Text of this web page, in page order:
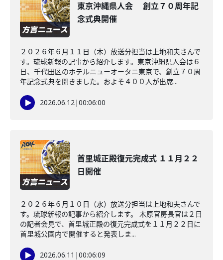
東京沖縄県人会 創立７０周年記
念式典開催
２０２６年６月１１日（木）放送分担当は上地和夫さんで
す。琉球新報の記事から紹介します。東京沖縄県人会は６
日、千代田区のホテルニューオータニ東京で、創立７０周
年記念式典を開きました。およそ４００人が出席...
2026.06.12|00:06:00
首里城正殿復元完成式 １１月２２
日開催
２０２６年６月１０日（水）放送分担当は上地和夫さんで
す。琉球新報の記事から紹介します。 木原官房長官は２日
の記者会見で、首里城正殿の復元完成式を１１月２２日に
首里城公園内で開催すると発表しま...
2026.06.11 |00:06:09